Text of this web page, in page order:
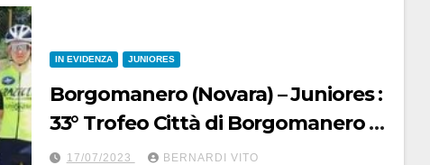
IN EVIDENZA JUNIORES
Borgomanero (Novara) – Juniores :
33° Trofeo Città di Borgomanero a
Filippo Omati (Pedale Casalese-
17/07/2023 BERNARDI VITO